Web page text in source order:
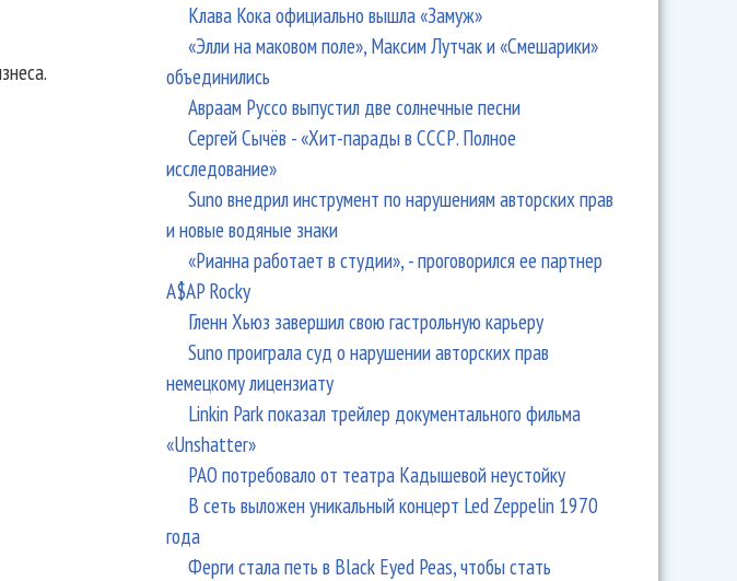
Клава Кока официально вышла «Замуж»
«Элли на маковом поле», Максим Лутчак и «Смешарики»
объединились
Авраам Руссо выпустил две солнечные песни
Сергей Сычёв - «Хит-парады в СССР. Полное
исследование»
Suno внедрил инструмент по нарушениям авторских прав
и новые водяные знаки
«Рианна работает в студии», - проговорился ее партнер
A$AP Rocky
Гленн Хьюз завершил свою гастрольную карьеру
Suno проиграла суд о нарушении авторских прав
немецкому лицензиату
Linkin Park показал трейлер документального фильма
«Unshatter»
РАО потребовало от театра Кадышевой неустойку
В сеть выложен уникальный концерт Led Zeppelin 1970
года
Ферги стала петь в Black Eyed Peas, чтобы стать